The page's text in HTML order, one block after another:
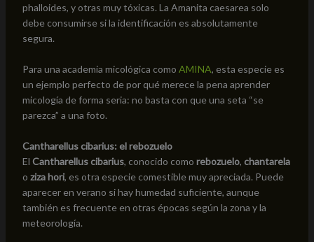
phalloides, y otras muy tóxicas. La Amanita caesarea solo
debe consumirse si la identificación es absolutamente
segura.
Para una academia micológica como AMINA, esta especie es
un ejemplo perfecto de por qué merece la pena aprender
micología de forma seria: no basta con que una seta “se
parezca” a una foto.
Cantharellus cibarius: el rebozuelo
El Cantharellus cibarius, conocido como rebozuelo, chantarela
o ziza hori, es otra especie comestible muy apreciada. Puede
aparecer en verano si hay humedad suficiente, aunque
también es frecuente en otras épocas según la zona y la
meteorología.